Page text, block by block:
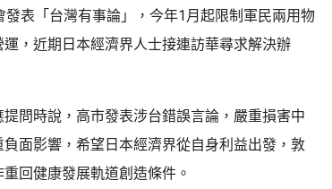
表「台灣有事論」，今年1月起限制軍民兩用物
，近期日本經濟界人士接連訪華尋求解決辦
問時說，高市發表涉台錯誤言論，嚴重損害中
面影響，希望日本經濟界從自身利益出發，敦
回健康發展軌道創造條件。